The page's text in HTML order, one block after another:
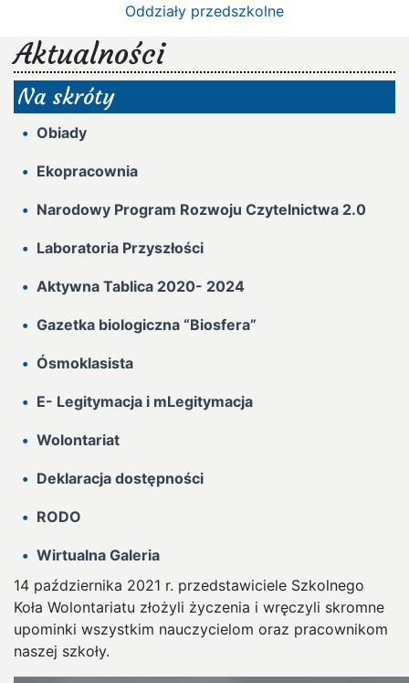
Oddziały przedszkolne
Aktualności
Na skróty
Obiady
Ekopracownia
Narodowy Program Rozwoju Czytelnictwa 2.0
Laboratoria Przyszłości
Aktywna Tablica 2020- 2024
Gazetka biologiczna “Biosfera”
Ósmoklasista
E- Legitymacja i mLegitymacja
Wolontariat
Deklaracja dostępności
RODO
Wirtualna Galeria
14 października 2021 r. przedstawiciele Szkolnego
Koła Wolontariatu złożyli życzenia i wręczyli skromne
upominki wszystkim nauczycielom oraz pracownikom
naszej szkoły.